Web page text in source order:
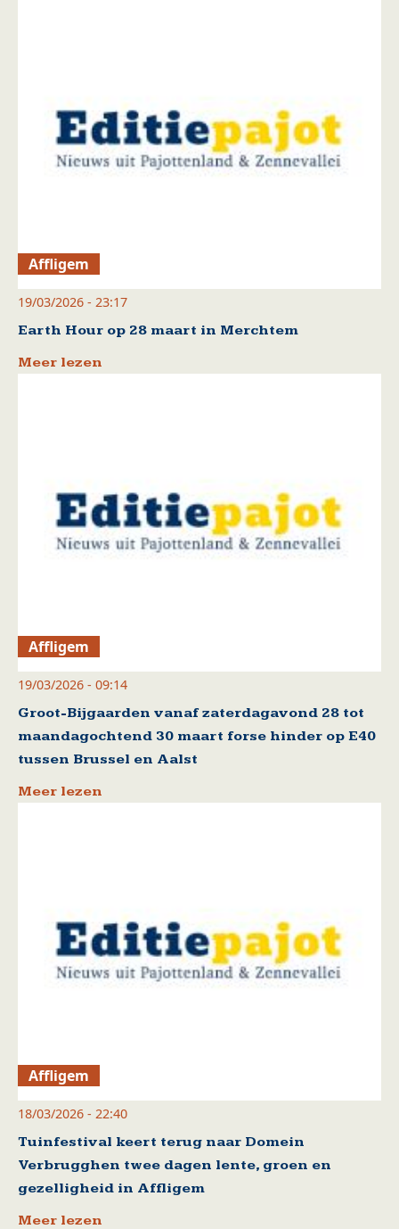
Affligem
19/03/2026 - 23:17
Earth Hour op 28 maart in Merchtem
Meer lezen
Affligem
19/03/2026 - 09:14
Groot-Bijgaarden vanaf zaterdagavond 28 tot
maandagochtend 30 maart forse hinder op E40
tussen Brussel en Aalst
Meer lezen
Affligem
18/03/2026 - 22:40
Tuinfestival keert terug naar Domein
Verbrugghen twee dagen lente, groen en
gezelligheid in Affligem
Meer lezen